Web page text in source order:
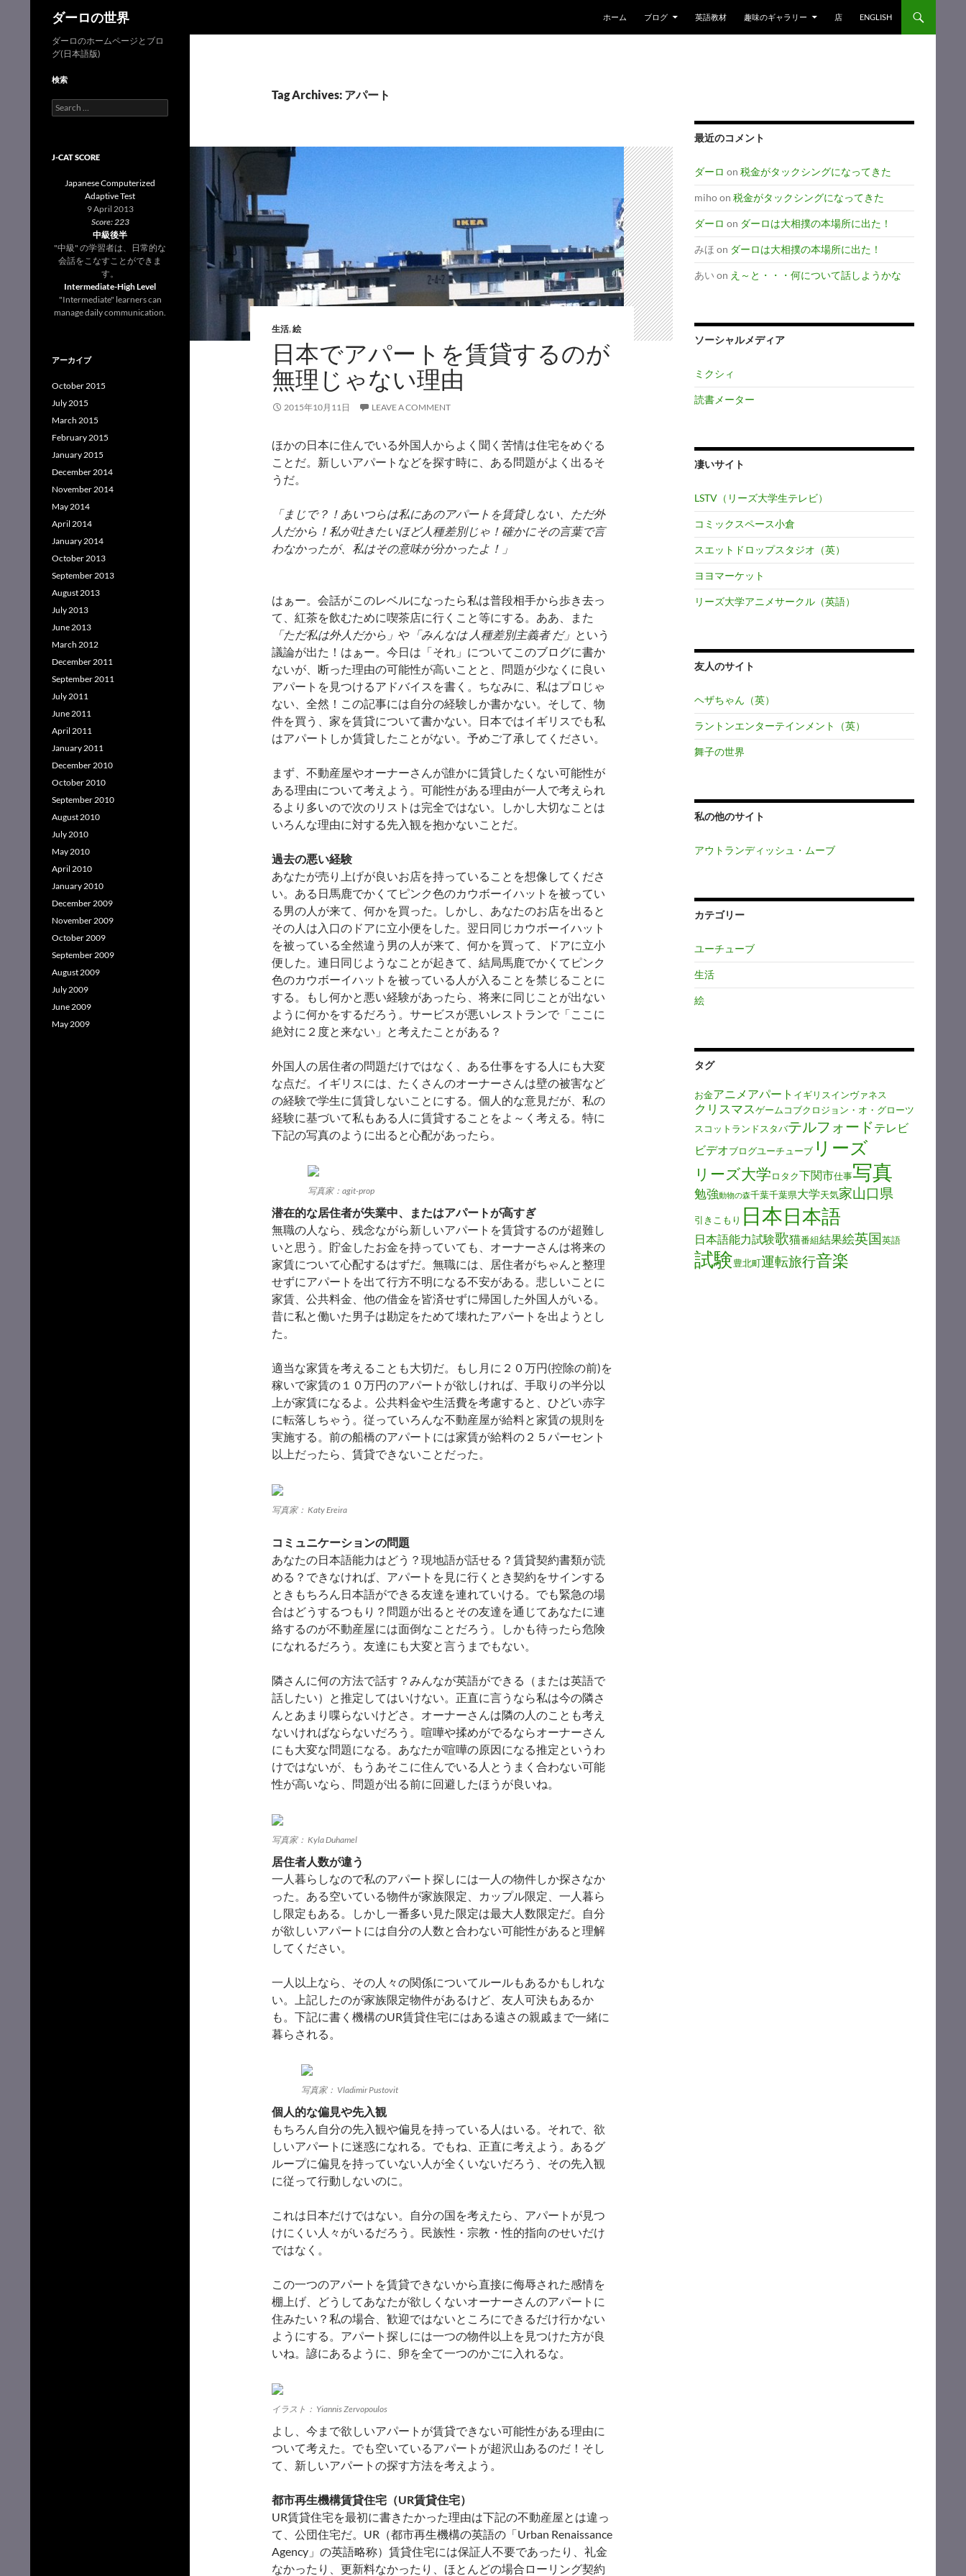
ダーロの世界
Search
ホーム ブログ 英語教材 趣味のギャラリー 店 ENGLISH
Tag Archives: アパート
生活,絵
日本でアパートを賃貸するのが
無理じゃない理由
2015年10月11日 LEAVE A COMMENT
ほかの日本に住んでいる外国人からよく聞く苦情は住宅をめぐる
ことだ。新しいアパートなどを探す時に、ある問題がよく出るそ
うだ。
「まじで？！あいつらは私にあのアパートを賃貸しない、ただ外
人だから！私が吐きたいほど人種差別じゃ！確かにその言葉で言
わなかったが、私はその意味が分かったよ！」
はぁー。会話がこのレベルになったら私は普段相手から歩き去っ
て、紅茶を飲むために喫茶店に行くこと等にする。ああ、また
「ただ私は外人だから」 や 「みんなは 人種差別主義者 だ」 という
議論が出た！はぁー。今日は「それ」についてこのブログに書か
ないが、断った理由の可能性が高いことと、問題が少なくに良い
アパートを見つけるアドバイスを書く。ちなみに、私はプロじゃ
ない、全然！この記事には自分の経験しか書かない。そして、物
件を買う、家を賃貸について書かない。日本ではイギリスでも私
はアパートしか賃貸したことがない。予めご了承してください。
まず、不動産屋やオーナーさんが誰かに賃貸したくない可能性が
ある理由について考えよう。可能性がある理由が一人で考えられ
るより多いので次のリストは完全ではない。しかし大切なことは
いろんな理由に対する先入観を抱かないことだ。
過去の悪い経験
あなたが売り上げが良いお店を持っていることを想像してくださ
い。ある日馬鹿でかくてピンク色のカウボーイハットを被ってい
る男の人が来て、何かを買った。しかし、あなたのお店を出ると
その人は入口のドアに立小便をした。翌日同じカウボーイハット
を被っている全然違う男の人が来て、何かを買って、ドアに立小
便した。連日同じようなことが起きて、結局馬鹿でかくてピンク
色のカウボーイハットを被っている人が入ることを禁じることに
する。もし何かと悪い経験があったら、将来に同じことが出ない
ように何かをするだろう。サービスが悪いレストランで「ここに
絶対に２度と来ない」と考えたことがある？
外国人の居住者の問題だけではなく、ある仕事をする人にも大変
な点だ。イギリスには、たくさんのオーナーさんは壁の被害など
の経験で学生に賃貸しないことにする。個人的な意見だが、私の
経験に基づいて私もある人に賃貸することをよ～く考える。特に
下記の写真のように出ると心配があったら。
写真家：agit-prop
潜在的な居住者が失業中、またはアパートが高すぎ
無職の人なら、残念ながら新しいアパートを賃貸するのが超難し
いと思う。貯金したお金を持っていても、オーナーさんは将来の
家賃について心配するはずだ。無職には、居住者がちゃんと整理
せずにアパートを出て行方不明になる不安がある。悲しいことに
家賃、公共料金、他の借金を皆済せずに帰国した外国人がいる。
昔に私と働いた男子は勘定をためて壊れたアパートを出ようとし
た。
適当な家賃を考えることも大切だ。もし月に２０万円(控除の前)を
稼いで家賃の１０万円のアパートが欲しければ、手取りの半分以
上が家賃になるよ。公共料金や生活費を考慮すると、ひどい赤字
に転落しちゃう。従っていろんな不動産屋が給料と家賃の規則を
実施する。前の船橋のアパートには家賃が給料の２５パーセント
以上だったら、賃貸できないことだった。
写真家： Katy Ereira
コミュニケーションの問題
あなたの日本語能力はどう？現地語が話せる？賃貸契約書類が読
める？できなければ、アパートを見に行くとき契約をサインする
ときもちろん日本語ができる友達を連れていける。でも緊急の場
合はどうするつもり？問題が出るとその友達を通じてあなたに連
絡するのが不動産屋には面倒なことだろう。しかも待ったら危険
になれるだろう。友達にも大変と言うまでもない。
隣さんに何の方法で話す？みんなが英語ができる（または英語で
話したい）と推定してはいけない。正直に言うなら私は今の隣さ
んとあまり喋らないけどさ。オーナーさんは隣の人のことも考え
ないければならないだろう。喧嘩や揉めがでるならオーナーさん
にも大変な問題になる。あなたが喧嘩の原因になる推定というわ
けではないが、もうあそこに住んでいる人とうまく合わない可能
性が高いなら、問題が出る前に回避したほうが良いね。
写真家： Kyla Duhamel
居住者人数が違う
一人暮らしなので私のアパート探しには一人の物件しか探さなか
った。ある空いている物件が家族限定、カップル限定、一人暮ら
し限定もある。しかし一番多い見た限定は最大人数限定だ。自分
が欲しいアパートには自分の人数と合わない可能性があると理解
してください。
一人以上なら、その人々の関係についてルールもあるかもしれな
い。上記したのが家族限定物件があるけど、友人可決もあるか
も。下記に書く機構のUR賃貸住宅にはある遠さの親戚まで一緒に
暮らされる。
写真家： Vladimir Pustovit
個人的な偏見や先入観
もちろん自分の先入観や偏見を持っている人はいる。それで、欲
しいアパートに迷惑になれる。でもね、正直に考えよう。あるグ
ループに偏見を持っていない人が全くいないだろう、その先入観
に従って行動しないのに。
これは日本だけではない。自分の国を考えたら、アパートが見つ
けにくい人々がいるだろう。民族性・宗教・性的指向のせいだけ
ではなく。
この一つのアパートを賃貸できないから直接に侮辱された感情を
棚上げ、どうしてあなたが欲しくないオーナーさんのアパートに
住みたい？私の場合、歓迎ではないところにできるだけ行かない
ようにする。アパート探しには一つの物件以上を見つけた方が良
いね。諺にあるように、卵を全て一つのかごに入れるな。
イラスト： Yiannis Zervopoulos
よし、今まで欲しいアパートが賃貸できない可能性がある理由に
ついて考えた。でも空いているアパートが超沢山あるのだ！そし
て、新しいアパートの探す方法を考えよう。
都市再生機構賃貸住宅（UR賃貸住宅）
UR賃貸住宅を最初に書きたかった理由は下記の不動産屋とは違っ
て、公団住宅だ。UR（都市再生機構の英語の「Urban Renaissance
Agency」の英語略称）賃貸住宅には保証人不要であったり、礼金
なかったり、更新料なかったり、ほとんどの場合ローリング契約
最近のコメント
ダーロ on 税金がタックシングになってきた
mihoon 税金がタックシングになってきた
ダーロ on ダーロは大相撲の本場所に出た！
みほ on ダーロは大相撲の本場所に出た！
あい on え～と・・・何について話しようかな
ソーシャルメディア
ミクシィ
読書メーター
凄いサイト
LSTV（リーズ大学生テレビ）
コミックスペース小倉
スエットドロップスタジオ（英）
ヨヨマーケット
リーズ大学アニメサークル（英語）
友人のサイト
ヘザちゃん（英）
ラントンエンターテインメント（英）
舞子の世界
私の他のサイト
アウトランディッシュ・ムーブ
カテゴリー
ユーチューブ
生活
絵
タグ
お金アニメ アパート イギリスインヴァネス
クリスマスゲームコブクロジョン・オ・グローツ
スコットランドスタバテルフォードテレビ
ビデオブログユーチューブ リーズ
リーズ大学ロタク下関市仕事写真
勉強動物の森千葉千葉県大学天気家山口県
引きこもり 日本日本語
日本語能力試験歌猫番組結果絵英国英語
試験豊北町運転旅行音楽
ダーロのホームページとブロ
グ(日本語版)
検索
Search
for:
J-CAT SCORE
Japanese Computerized
Adaptive Test
9 April 2013
Score: 223
中級後半
"中級" の学習者は、日常的な
会話をこなすことができま
す。
Intermediate-High Level
"Intermediate" learners can
manage daily communication.
アーカイブ
October 2015
July 2015
March 2015
February 2015
January 2015
December 2014
November 2014
May 2014
April 2014
January 2014
October 2013
September 2013
August 2013
July 2013
June 2013
March 2012
December 2011
September 2011
July 2011
June 2011
April 2011
January 2011
December 2010
October 2010
September 2010
August 2010
July 2010
May 2010
April 2010
January 2010
December 2009
November 2009
October 2009
September 2009
August 2009
July 2009
June 2009
May 2009